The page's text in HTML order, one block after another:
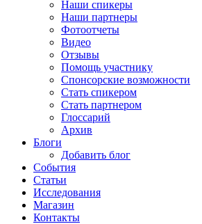
Наши спикеры
Наши партнеры
Фотоотчеты
Видео
Отзывы
Помощь участнику
Спонсорские возможности
Стать спикером
Стать партнером
Глоссарий
Архив
Блоги
Добавить блог
События
Статьи
Исследования
Магазин
Контакты